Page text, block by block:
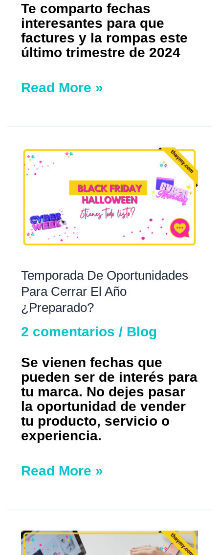
Te comparto fechas
interesantes para que
factures y la rompas este
último trimestre de 2024
Read More »
Temporada De Oportunidades
Para Cerrar El Año
¿preparado?
2 comentarios / Blog
Se vienen fechas que
pueden ser de interés para
tu marca. No dejes pasar
la oportunidad de vender
tu producto, servicio o
experiencia.
Temporada
De
Oportunidades
Cerrar
El
Año
Read More »
Navegas
en